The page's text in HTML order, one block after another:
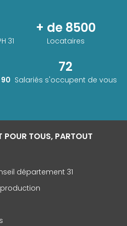
31
+ de 8500
Locataires
90
72
Salariés s'occupent de vous
POUR TOUS, PARTOUT
département 31